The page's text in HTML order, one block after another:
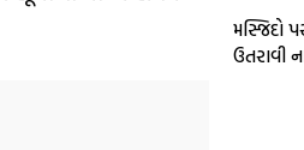
મસ્જિદો
ઉતરાવી